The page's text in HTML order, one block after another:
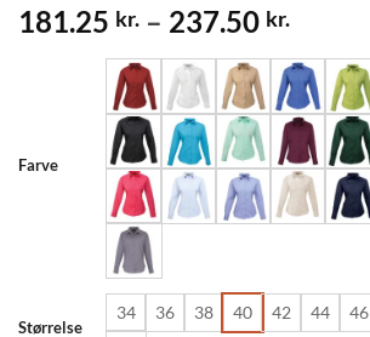
181.25 kr. – 237.50 kr.
til
Farve
Størrelse
34 36 38 40 42 44 46